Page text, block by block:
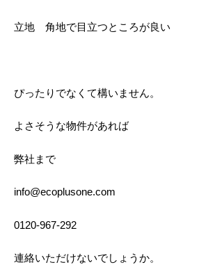
立地 角地で目立つところが良い
ぴったりでなくて構いません。
よさそうな物件があれば
弊社まで
info@ecoplusone.com
0120-967-292
連絡いただけないでしょうか。